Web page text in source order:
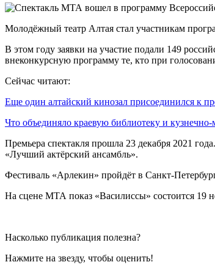
Молодёжный театр Алтая стал участникам
В этом году заявки на участие подали 149
внеконкурсную программу те, кто при
Сейчас читают:
Еще один алтайский кинозал присоединился к
Что объединяло краевую библиотеку и
Премьера спектакля прошла 23 декабря 2021
«Лучший актёрский ансамбль».
Фестиваль «Арлекин» пройдёт в Санкт-
На сцене МТА показ «Василиссы» состоится 19
Насколько публикация полезна?
Нажмите на звезду, чтобы оценить!